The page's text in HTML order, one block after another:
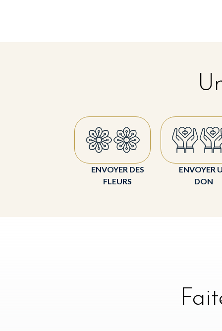
ENVOYER DES
FLEURS
ENVOYER
DON